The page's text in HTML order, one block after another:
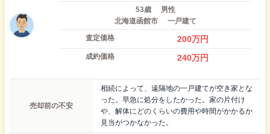
53歳
男性
北海道函館市
一戸建て
査定価格
200万円
成約価格 240万円
売却前の不安
相続によって、遠隔地の一戸建てが空き家とな
った。早急に処分をしたかった。家の片付け
や、解体にどのくらいの費用や時間がかかるか
見当がつかなかった。